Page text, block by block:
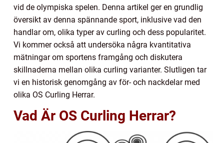
vid de olympiska spelen. Denna artikel ger en grundlig
översikt av denna spännande sport, inklusive vad den
handlar om, olika typer av curling och dess popularitet.
Vi kommer också att undersöka några kvantitativa
mätningar om sportens framgång och diskutera
skillnaderna mellan olika curling varianter. Slutligen tar
vi en historisk genomgång av för- och nackdelar med
olika OS Curling Herrar.
Vad Är OS Curling Herrar?